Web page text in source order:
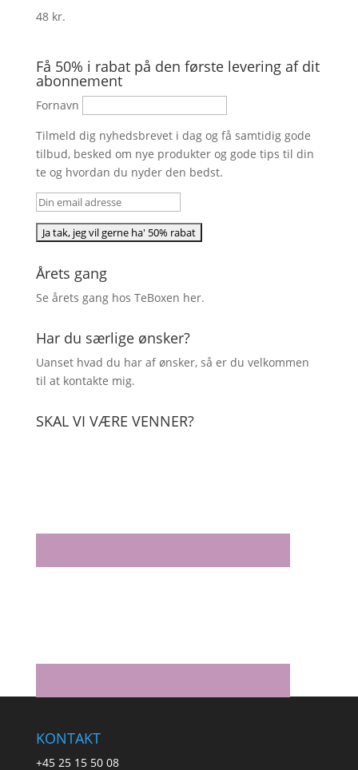
48 kr.
Få 50% i rabat på den første levering af dit
abonnement
Fornavn
Tilmeld dig nyhedsbrevet i dag og få samtidig gode
tilbud, besked om nye produkter og gode tips til din
te og hvordan du nyder den bedst.
Årets gang
Se årets gang hos TeBoxen her.
Har du særlige ønsker?
Uanset hvad du har af ønsker, så er du velkommen
til at kontakte mig.
SKAL VI VÆRE VENNER?
KONTAKT
+45 25 15 50 08